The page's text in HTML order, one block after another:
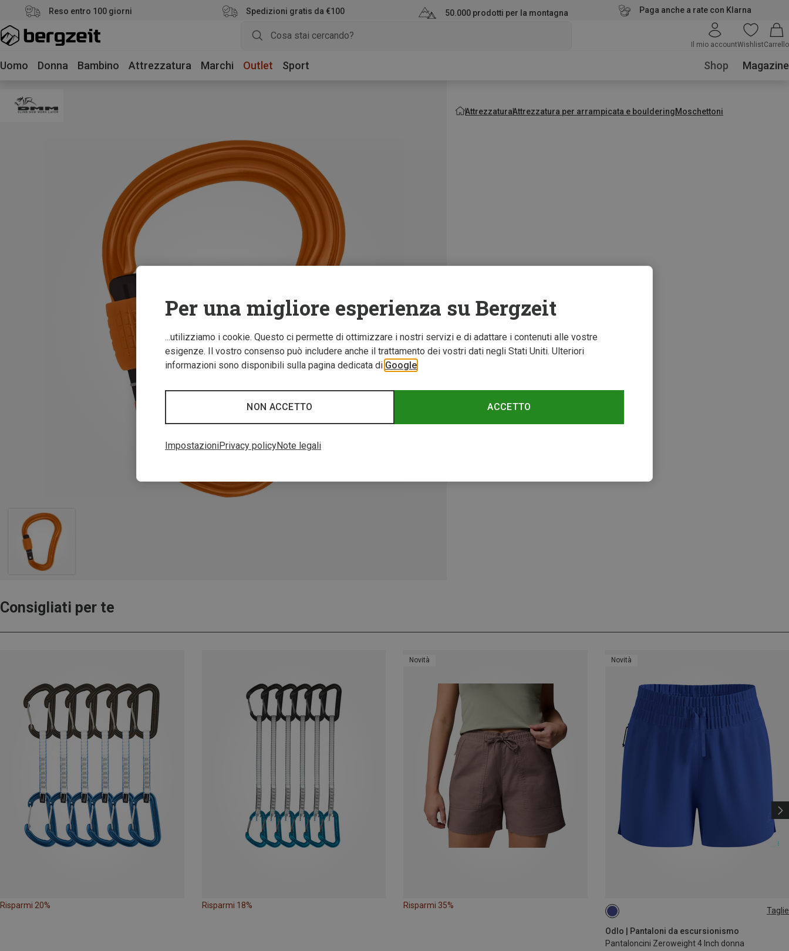
Reso entro 100 giorni Spedizioni gratis da €100 50.000 prodotti per la montagna Paga anche a rate con Klarna
Il mio accountWishlistCarrello
Uomo Donna Bambino Attrezzatura Marchi Outlet Sport Shop Magazine
AttrezzaturaAttrezzatura per arrampicata e boulderingMoschettoni
Consigliati per te
Risparmi 20% Risparmi 18%
Novità
Risparmi 35%
Novità
Taglie
Odlo | Pantaloni da escursionismo
Pantaloncini Zeroweight 4 Inch donna
XS
Per una migliore esperienza su Bergzeit
...utilizziamo i cookie. Questo ci permette di ottimizzare i nostri servizi e di adattare i contenuti alle vostre
esigenze. Il vostro consenso può includere anche il trattamento dei vostri dati negli Stati Uniti. Ulteriori
informazioni sono disponibili sulla pagina dedicata di Google
ACCETTO
NON ACCETTO
ImpostazioniPrivacy policyNote legali